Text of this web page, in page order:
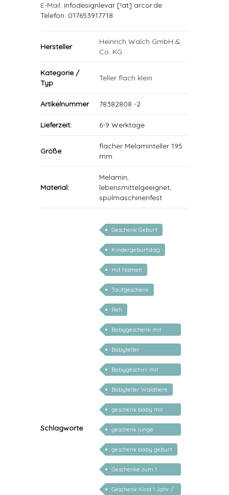
E-Mail: infodesignlevar [!at] arcor.de
Telefon: 017653917718
Hersteller
Heinrich Walch GmbH &
Co. KG
Kategorie /
Typ
Teller flach klein
Artikelnummer 78382808 -2
Lieferzeit: 6-9 Werktage
Größe
flacher Melaminteller 195
mm
Material:
Melamin,
lebensmittelgeeignet,
spülmaschinenfest
Schlagworte
Geschenk Geburt
Kindergeburtstag
mit Namen
Taufgeschenk
Reh
Babygeschenk mit
Name
Babyteller
personalisiert
Babygeschirr mit
Name
Babyteller Waldtiere
geschenk baby mit
namen
geschenk junge
mädchen
geschenk baby geburt
Geschenke zum 1.
Geburtstag
Geschenk Kind 1 Jahr /